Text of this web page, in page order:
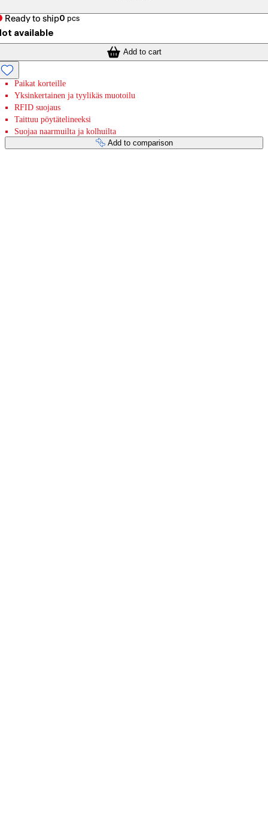
Ready to ship0 pcs
available
Add to cart
Paikat korteille
Yksinkertainen ja tyylikäs muotoilu
RFID suojaus
Taittuu pöytätelineeksi
Suojaa naarmuilta ja kolhuilta
Add to comparison